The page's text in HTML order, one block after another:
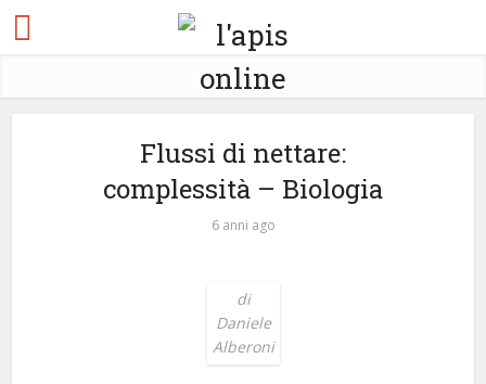
Flussi di nettare:
complessità – Biologia
6 anni ago
di
Daniele
Alberoni